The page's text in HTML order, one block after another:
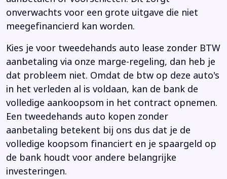
onverwachts voor een grote uitgave die niet
meegefinancierd kan worden.
Kies je voor tweedehands auto lease zonder BTW
aanbetaling via onze marge-regeling, dan heb je
dat probleem niet. Omdat de btw op deze auto's
in het verleden al is voldaan, kan de bank de
volledige aankoopsom in het contract opnemen.
Een tweedehands auto kopen zonder
aanbetaling betekent bij ons dus dat je de
volledige koopsom financiert en je spaargeld op
de bank houdt voor andere belangrijke
investeringen.